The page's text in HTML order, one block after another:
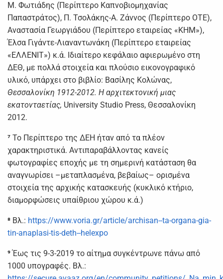
Μ. Φωτιάδης (Περίπτερο Καπνοβιομηχανίας
Παπαστράτος), Π. Τσολάκης-Α. Ζάννος (Περίπτερο ΟΤΕ),
Αναστασία Γεωργιάδου (Περίπτερο εταιρείας «ΚΗΜ»),
Έλσα Γιγάντε-Λιαναντωνάκη (Περίπτερο εταιρείας
«ΕΛΛΕΝΙΤ») κ.ά. Ιδιαίτερο κεφάλαιο αφιερωμένο στη
ΔΕΘ, με πολλά στοιχεία και πλούσιο εικονογραφικό
υλικό, υπάρχει στο βιβλίο: Βασίλης Κολώνας,
Θεσσαλονίκη 1912-2012. Η αρχιτεκτονική μιας
εκατονταετίας, University Studio Press, Θεσσαλονίκη
2012.
⁷ Το Περίπτερο της ΔΕΗ ήταν από τα πλέον
χαρακτηριστικά. Αντιπαραβάλλοντας κανείς
φωτογραφίες εποχής με τη σημερινή κατάσταση θα
αναγνωρίσει –μεταπλασμένα, βεβαίως– ορισμένα
στοιχεία της αρχικής κατασκευής (κυκλικό κτήριο,
διαμορφώσεις υπαίθριου χώρου κ.ά.)
⁸ Βλ.: https://www.voria.gr/article/archisan--ta-organa-gia-
tin-anaplasi-tis-deth--helexpo
⁹Έως τις 9-3-2019 το αίτημα συγκέντρωνε πάνω από
1000 υπογραφές. Βλ.: